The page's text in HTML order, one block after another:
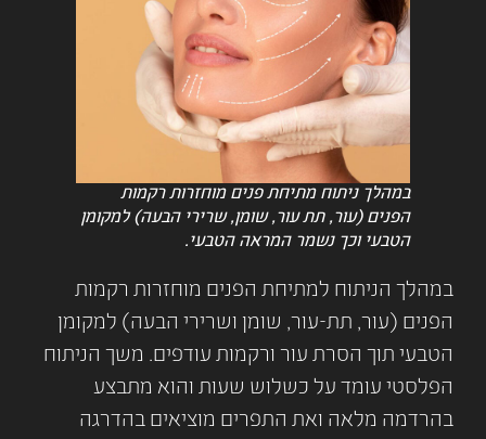
במהלך ניתוח מתיחת פנים מוחזרות רקמות
הפנים (עור, תת עור, שומן, שרירי הבעה) למקומן
הטבעי וכך נשמר המראה הטבעי.
במהלך הניתוח למתיחת הפנים מוחזרות רקמות
הפנים (עור, תת-עור, שומן ושרירי הבעה) למקומן
הטבעי תוך הסרת עור ורקמות עודפים. משך הניתוח
הפלסטי עומד על כשלוש שעות והוא מתבצע
בהרדמה מלאה ואת התפרים מוציאים בהדרגה